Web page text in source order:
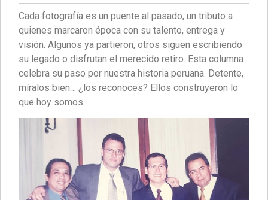
Cada fotografía es un puente al pasado, un tributo a
quienes marcaron época con su talento, entrega y
visión. Algunos ya partieron, otros siguen escribiendo
su legado o disfrutan el merecido retiro. Esta columna
celebra su paso por nuestra historia peruana. Detente,
míralos bien… ¿los reconoces? Ellos construyeron lo
que hoy somos.